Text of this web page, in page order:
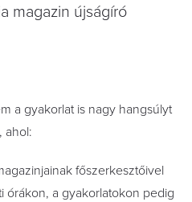
magazin újságíró
a gyakorlat is nagy hangsúlyt
ahol:
főszerkesztőivel
órákon, a gyakorlatokon pedig